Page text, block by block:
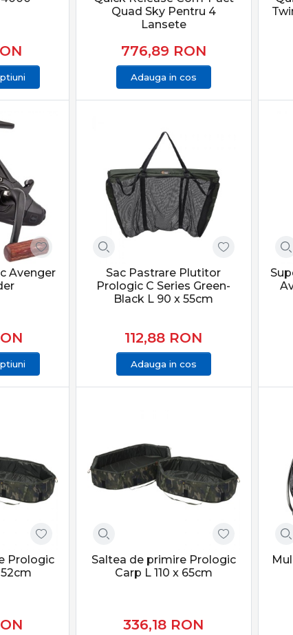
a momitorului și monturii, te poți adapta rapid la orice
oferta PRO ANGLER
Staționar din PRO ANGLER este structurată pentru
sunt atent selecționate pentru pescuit recreativ,
înseamnă precizie, răbdare și control total. Alegerea
reale la capturi constante, indiferent de condițiile de
Quad Sky Pentru 4
Lansete
776,89 RON
Adauga in cos
Avenger
Sac Pastrare Plutitor
Prologic C Series Green-
Black L 90 x 55cm
112,88 RON
Adauga in cos
Prologic
Saltea de primire Prologic
Carp L 110 x 65cm
336,18 RON